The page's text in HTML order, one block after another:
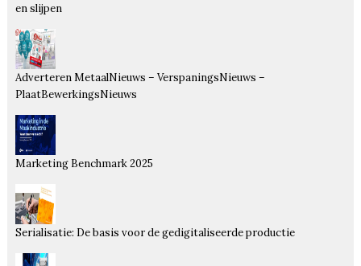
en slijpen
Adverteren MetaalNieuws – VerspaningsNieuws –
PlaatBewerkingsNieuws
Marketing Benchmark 2025
Serialisatie: De basis voor de gedigitaliseerde productie